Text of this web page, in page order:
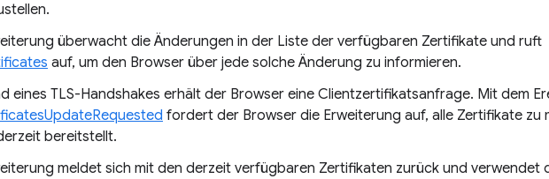
überwacht die Änderungen in der Liste der verfügbaren Zertifikate und ruft
auf, um den Browser über jede solche Änderung zu informieren.
eines TLS-Handshakes erhält der Browser eine Clientzertifikatsanfrage. Mit dem
fordert der Browser die Erweiterung auf, alle Zertifikate zu
bereitstellt.
meldet sich mit den derzeit verfügbaren Zertifikaten zurück und verwendet